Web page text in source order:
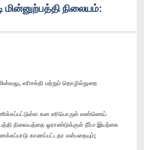
மின்னுற்பத்தி நிலையம்:
எரிசக்தி மற்றும் தொழில்துறை
கன எரிபொருள் எண்ணெய்
நிலையத்தை ஓராண்டுக்குள் நீர்ம இயற்கை
காணப்பட்டதா என்பதையும்;